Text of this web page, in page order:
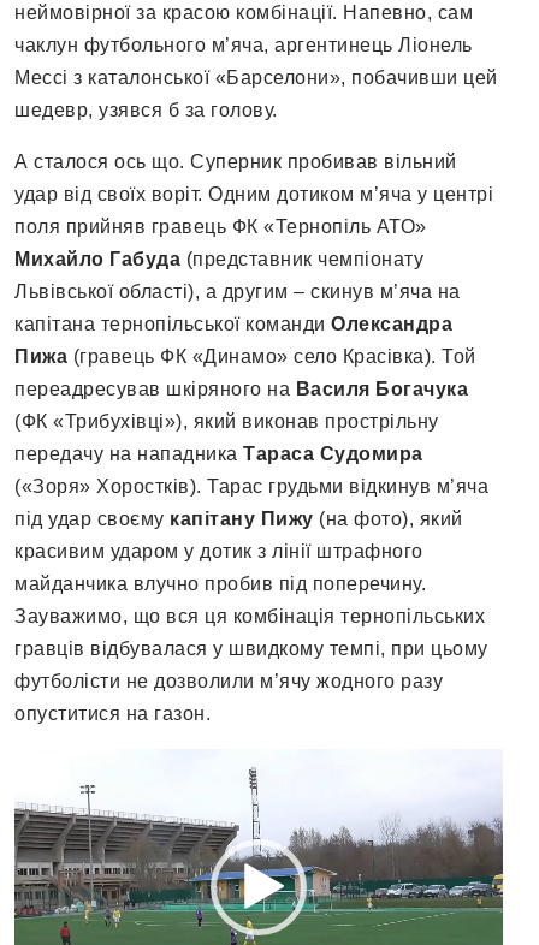
неймовірної за красою комбінації. Напевно, сам
чаклун футбольного м’яча, аргентинець Ліонель
Мессі з каталонської «Барселони», побачивши цей
шедевр, узявся б за голову.
А сталося ось що. Суперник пробивав вільний
удар від своїх воріт. Одним дотиком м’яча у центрі
поля прийняв гравець ФК «Тернопіль АТО»
Михайло Габуда (представник чемпіонату
Львівської області), а другим – скинув м’яча на
капітана тернопільської команди Олександра
Пижа (гравець ФК «Динамо» село Красівка). Той
переадресував шкіряного на Василя Богачука
(ФК «Трибухівці»), який виконав прострільну
передачу на нападника Тараса Судомира
(«Зоря» Хоростків). Тарас грудьми відкинув м’яча
під удар своєму капітану Пижу (на фото), який
красивим ударом у дотик з лінії штрафного
майданчика влучно пробив під поперечину.
Зауважимо, що вся ця комбінація тернопільських
гравців відбувалася у швидкому темпі, при цьому
футболісти не дозволили м’ячу жодного разу
опуститися на газон.